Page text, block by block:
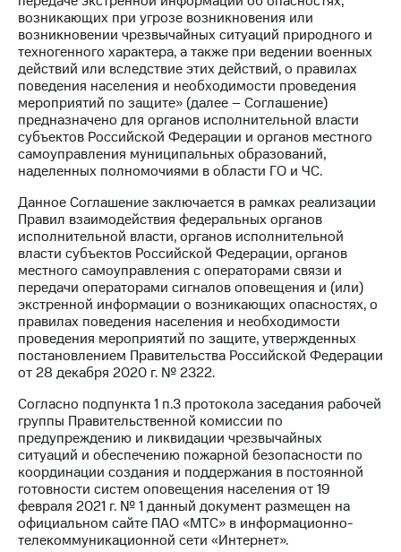
МТС
о технологиях
Достижения
Интервью
Финансовая
отчетность
Контакты
Новости
в
регионе
и акционерам
Корпоративное
управление
Корпоративный
Раскрытие
информации
Информация
акционерам
Документы
ПАО
"МТС"
Собрания
акционеров
возникающих при угрозе возникновения или
возникновении чрезвычайных ситуаций природного и
техногенного характера, а также при ведении военных
действий или вследствие этих действий, о правилах
поведения населения и необходимости проведения
мероприятий по защите» (далее – Соглашение)
предназначено для органов исполнительной власти
субъектов Российской Федерации и органов местного
самоуправления муниципальных образований,
наделенных полномочиями в области ГО и ЧС.
Данное Соглашение заключается в рамках реализации
Правил взаимодействия федеральных органов
исполнительной власти, органов исполнительной
власти субъектов Российской Федерации, органов
местного самоуправления с операторами связи и
передачи операторами сигналов оповещения и (или)
экстренной информации о возникающих опасностях, о
правилах поведения населения и необходимости
проведения мероприятий по защите, утвержденных
постановлением Правительства Российской Федерации
от 28 декабря 2020 г. № 2322.
Согласно подпункта 1 п.3 протокола заседания рабочей
группы Правительственной комиссии по
предупреждению и ликвидации чрезвычайных
ситуаций и обеспечению пожарной безопасности по
координации создания и поддержания в постоянной
готовности систем оповещения населения от 19
февраля 2021 г. № 1 данный документ размещен на
официальном сайте ПАО «МТС» в информационно-
телекоммуникационной сети «Интернет».